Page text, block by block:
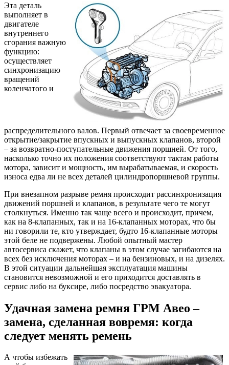
Эта деталь
выполняет в
двигателе
внутреннего
сгорания важную
функцию:
осуществляет
синхронизацию
вращений
коленчатого и
распределительного валов. Первый отвечает за своевременное
открытие/закрытие впускных и выпускных клапанов, второй
– за возвратно-поступательные движения поршней. От того,
насколько точно их положения соответствуют тактам работы
мотора, зависит и мощность, им вырабатываемая, и скорость
износа едва ли не всех деталей цилиндропоршневой группы.
При внезапном разрыве ремня происходит рассинхронизация
движений поршней и клапанов, в результате чего те могут
столкнуться. Именно так чаще всего и происходит, причем,
как на 8-клапанных, так и на 16-клапанных моторах, что бы
ни говорили те, кто утверждает, будто 16-клапанные моторы
этой беле не подвержены. Любой опытный мастер
автосервиса скажет, что клапаны в этом случае загибаются на
всех без исключения моторах – и на бензиновых, и на дизелях.
В этой ситуации дальнейшая эксплуатация машины
становится невозможной и его приходится доставлять в
сервис либо на буксире, либо посредство эвакуатора.
Удачная замена ремня ГРМ Авео –
замена, сделанная вовремя: когда
следует менять ремень
А чтобы избежать